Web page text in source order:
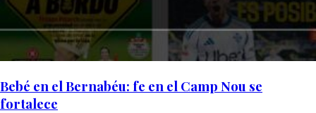
Bebé en el Bernabéu: fe en el Camp Nou se
fortalece